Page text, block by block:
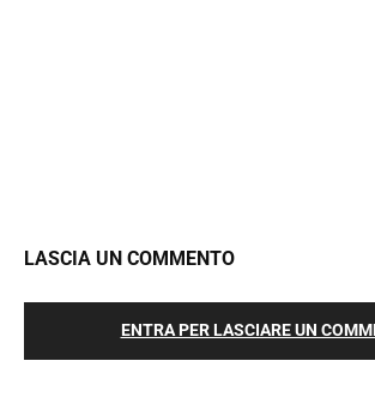
LASCIA UN COMMENTO
ENTRA PER LASCIARE UN